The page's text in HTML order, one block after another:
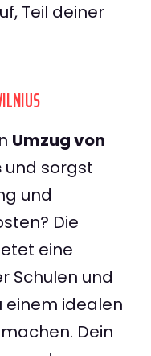
Teil deiner
Umzug von
und sorgst
und
Die
eine
Schulen und
einem idealen
Dein